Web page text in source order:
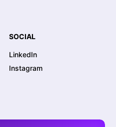
SOCIAL
LinkedIn
Instagram